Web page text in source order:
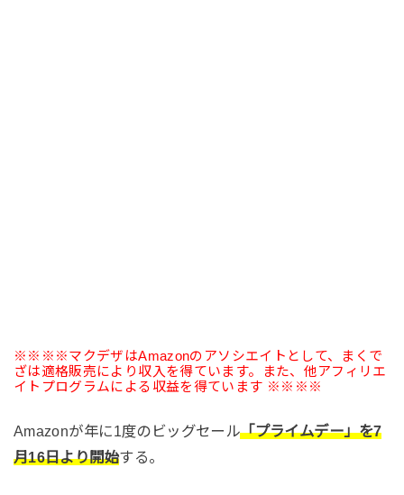
※※※※マクデザはAmazonのアソシエイトとして、まくで
ざは適格販売により収入を得ています。また、他アフィリエ
イトプログラムによる収益を得ています ※※※※
Amazonが年に1度のビッグセール「プライムデー」を7
月16日より開始する。